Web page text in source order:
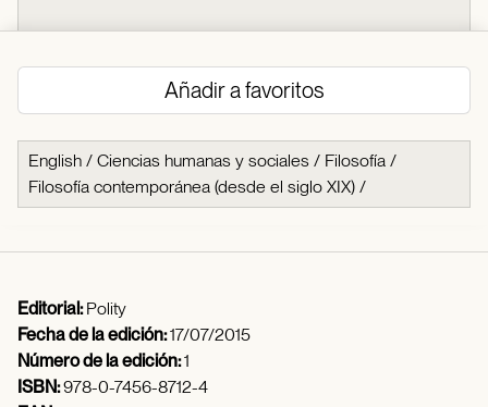
Añadir a favoritos
English / Ciencias humanas y sociales / Filosofía /
Filosofía contemporánea (desde el siglo XIX) /
Editorial:Polity
Fecha de la edición:17/07/2015
Número de la edición:1
ISBN:978-0-7456-8712-4